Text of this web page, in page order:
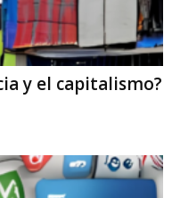
y el capitalismo?